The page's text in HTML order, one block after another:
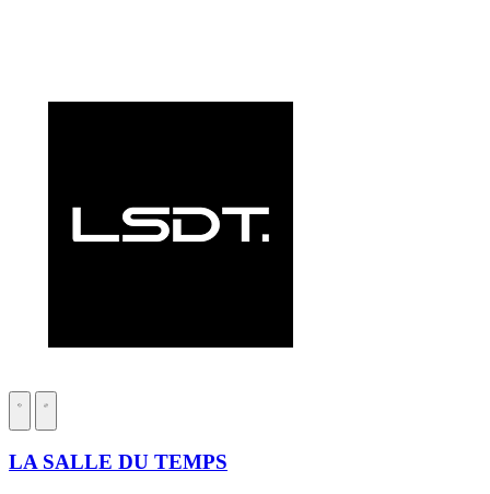
LA SALLE DU TEMPS